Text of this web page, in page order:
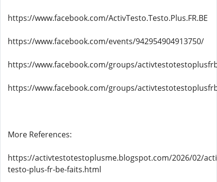
https://www.facebook.com/ActivTesto.Testo.Plus.FR.BE
https://www.facebook.com/events/942954904913750/
https://www.facebook.com/groups/
https://www.facebook.com/groups/
More References:
https://activtestotestoplusme.blogspot.com/2026/02/
testo-plus-fr-be-faits.html